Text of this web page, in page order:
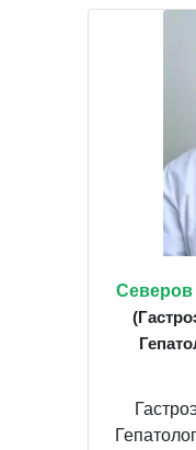
Северов